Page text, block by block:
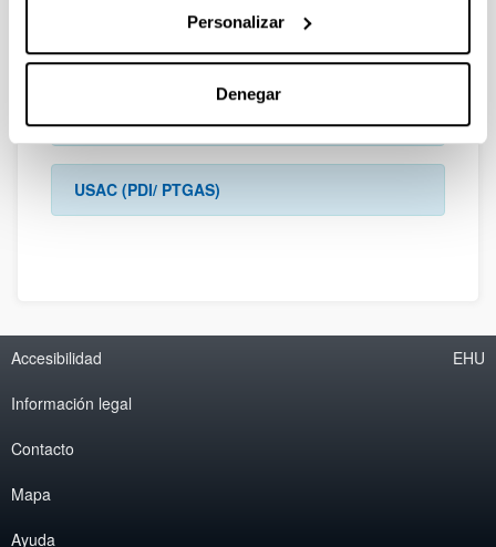
Personalizar
Denegar
Erasmus+ fuera de Europa (PDI/ PTGAS)
Proyecto Piloto de Formación Innovadora
Transdisciplinar: BIP
USAC (PDI/ PTGAS)
Accesibilidad
Información legal
Contacto
Mapa
Ayuda
EHU